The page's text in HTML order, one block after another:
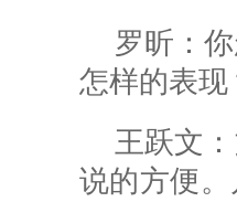
罗昕：
怎样的表现
王跃文
说的方便